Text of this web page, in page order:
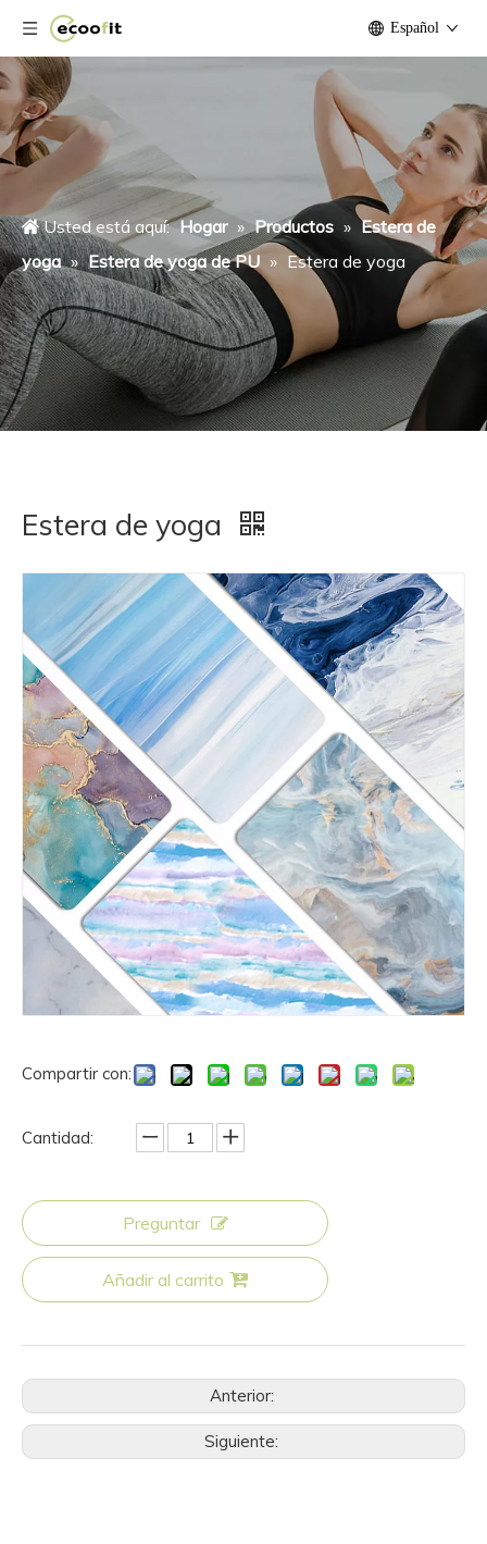
Español
Usted está aquí: Hogar » Productos » Estera de
yoga » Estera de yoga de PU » Estera de yoga
Estera de yoga
Compartir con:
Cantidad:
Preguntar
Añadir al carrito
Anterior:
Siguiente: